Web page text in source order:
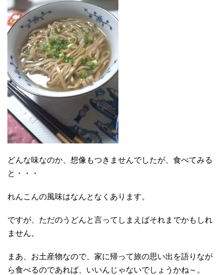
どんな味なのか、想像もつきませんでしたが、食べてみる
と・・・
れんこんの風味はなんとなくあります。
ですが、ただのうどんと言ってしまえばそれまでかもしれ
ません。
まあ、お土産物なので、家に帰って旅の思い出を語りなが
ら食べるのであれば、いいんじゃないでしょうかね～。